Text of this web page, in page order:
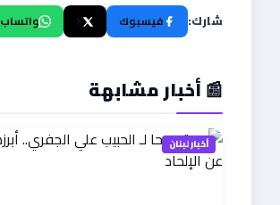
شارك: فيسبوك واتساب
📰 أخبار مشابهة
أخبار لبنان